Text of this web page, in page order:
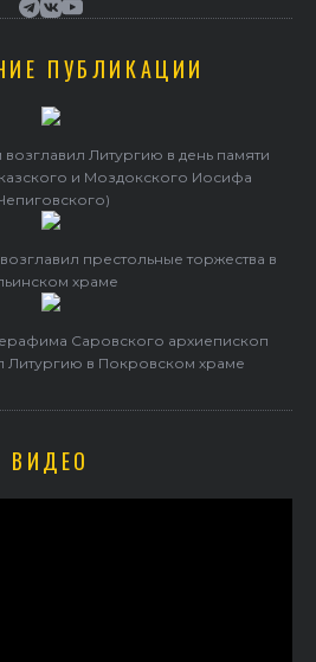
ПУБЛИКАЦИИ
Литургию в день памяти
и Моздокского Иосифа
престольные торжества в
храме
Саровского архиепископ
Литургию в Покровском храме
ВИДЕО